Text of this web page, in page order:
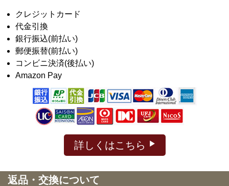
クレジットカード
代金引換
銀行振込(前払い)
郵便振替(前払い)
コンビニ決済(後払い)
Amazon Pay
詳しくはこちら
返品・交換について